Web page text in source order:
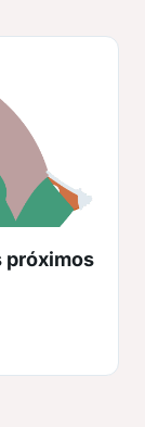
próximos